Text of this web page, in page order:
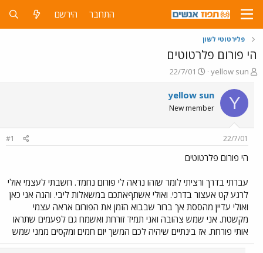
התחבר הירשם
פלירטוטי לשון
הי פורום פלרטוטים
פ
ו
ת
ח
ה
ש
א
yellow sun
פ
ו
ר
ם
ר
22/7/01
Y
yellow sun
New member
22/7/01
#1
הי פורום פלרטוטים
עברתי בדרך ורציתי לומר שזהו נראה לי פורום נחמד. חשבתי לעצמי אולי
לרגע קט אעצור בדרכי. ואולי אשתףאתכם במשאלות ליבי. והנה אני כאן
ואולי עדיין מהססת אך ברור שבבוא הזמן את הפורום אראה עצמי
מקשטת. אני שמש צהובה ואני תמיד זורחת ואשמח גם לפעמים שתראו
אותי פורחת. אז בינתיים שיהיה לכם המשך יום חמים ומקסים ממני שמש